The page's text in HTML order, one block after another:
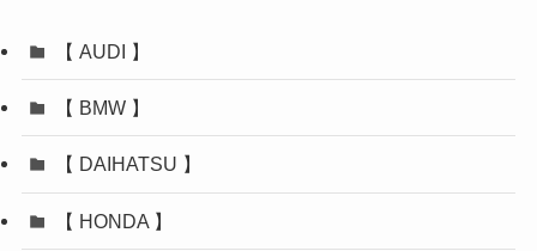
【 AUDI 】
【 BMW 】
【 DAIHATSU 】
【 HONDA 】